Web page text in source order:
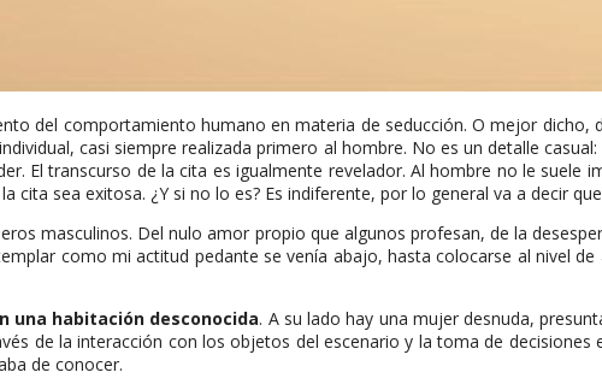
del comportamiento humano en materia de seducción. O mejor dicho,
casi siempre realizada primero al hombre. No es un detalle
El transcurso de la cita es igualmente revelador. Al hombre no le
sea exitosa. ¿Y si no lo es? Es indiferente, por lo general va a decir
masculinos. Del nulo amor propio que algunos profesan, de la
como mi actitud pedante se venía abajo, hasta colocarse al nivel
una habitación desconocida. A su lado hay una mujer desnuda,
de la interacción con los objetos del escenario y la toma de
de conocer.